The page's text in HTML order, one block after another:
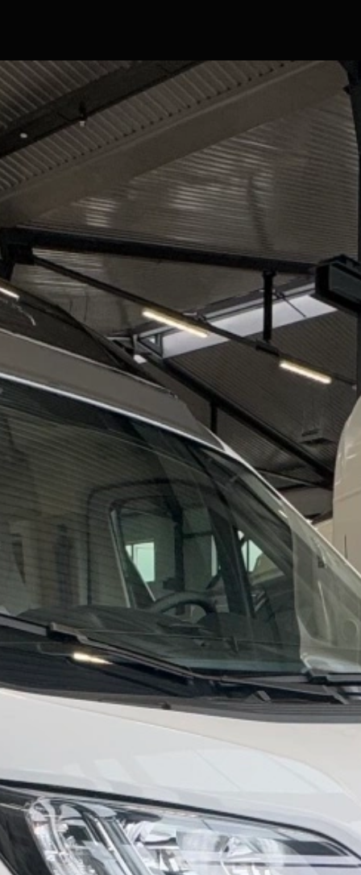
Hlavní stránka
Značky a modely
Skladové obytné vozy
Skladové přívěsy
Komisní obytné vozy a přívěsy
Servis
Prodejna
Show room
Film servis
Blog
O nás
Kontakty